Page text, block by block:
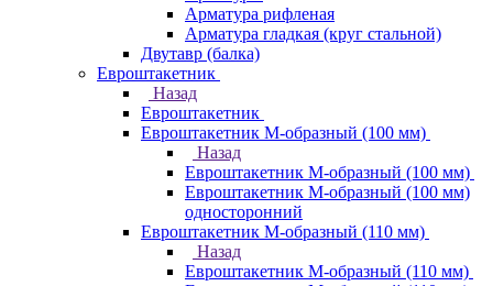
Арматура рифленая
Арматура гладкая (круг стальной)
Двутавр (балка)
Евроштакетник
Назад
Евроштакетник
Евроштакетник М-образный (100 мм)
Назад
Евроштакетник М-образный (100 мм)
Евроштакетник М-образный (100 мм)
односторонний
Евроштакетник М-образный (110 мм)
Назад
Евроштакетник М-образный (110 мм)